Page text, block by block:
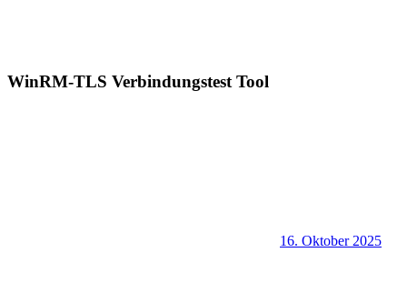
WinRM-TLS Verbindungstest Tool
16. Oktober 2025